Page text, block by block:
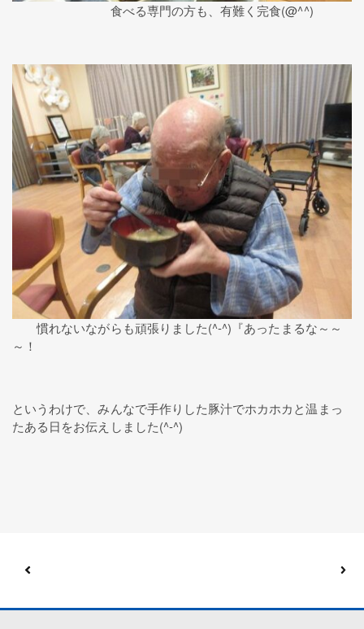
食べる専門の方も、有難く完食(@^^)
慣れないながらも頑張りました(^-^)『あったまるな～～
～！
というわけで、みんなで手作りした豚汁でホカホカと温まっ
たある日をお伝えしました(^-^)